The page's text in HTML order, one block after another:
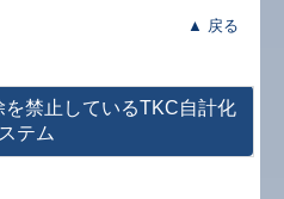
▲ 戻る
禁止しているTKC自計化
テム